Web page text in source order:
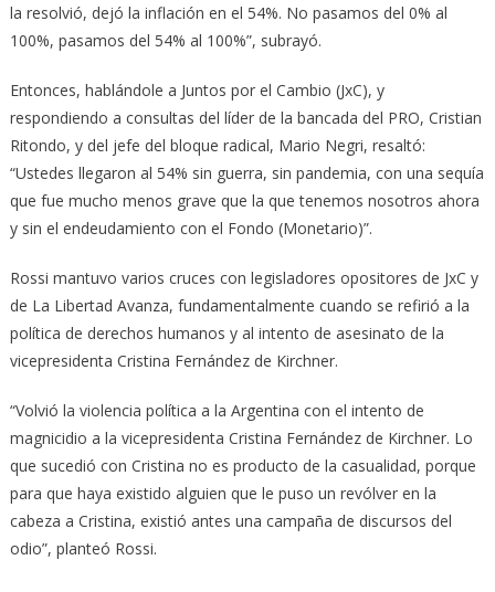
la resolvió, dejó la inflación en el 54%. No pasamos del 0% al
100%, pasamos del 54% al 100%”, subrayó.
Entonces, hablándole a Juntos por el Cambio (JxC), y
respondiendo a consultas del líder de la bancada del PRO, Cristian
Ritondo, y del jefe del bloque radical, Mario Negri, resaltó:
“Ustedes llegaron al 54% sin guerra, sin pandemia, con una sequía
que fue mucho menos grave que la que tenemos nosotros ahora
y sin el endeudamiento con el Fondo (Monetario)”.
Rossi mantuvo varios cruces con legisladores opositores de JxC y
de La Libertad Avanza, fundamentalmente cuando se refirió a la
política de derechos humanos y al intento de asesinato de la
vicepresidenta Cristina Fernández de Kirchner.
“Volvió la violencia política a la Argentina con el intento de
magnicidio a la vicepresidenta Cristina Fernández de Kirchner. Lo
que sucedió con Cristina no es producto de la casualidad, porque
para que haya existido alguien que le puso un revólver en la
cabeza a Cristina, existió antes una campaña de discursos del
odio”, planteó Rossi.